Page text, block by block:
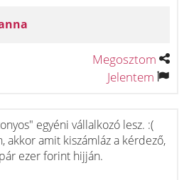
Megosztom
Jelentem
egyéni vállalkozó lesz. :(
akkor amit kiszámláz a kérdező,
ezer forint hijján.